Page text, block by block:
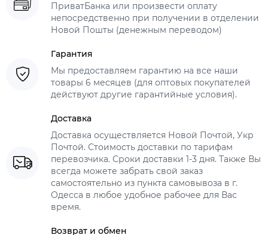
ПриватБанка или произвести оплату
непосредственно при получении в отделении
Новой Пошты (денежным переводом)
Гарантия
Мы предоставляем гарантию на все наши
товары 6 месяцев (для оптовых покупателей
действуют другие гарантийные условия).
Доставка
Доставка осуществляется Новой Почтой, Укр
Почтой. Стоимость доставки по тарифам
перевозчика. Сроки доставки 1-3 дня. Также Вы
всегда можете забрать свой заказ
самостоятельно из пункта самовывоза в г.
Одесса в любое удобное рабочее для Вас
время.
Возврат и обмен